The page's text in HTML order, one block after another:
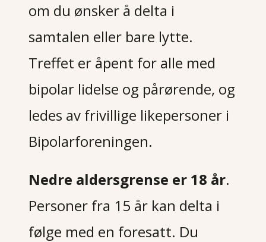
om du ønsker å delta i
samtalen eller bare lytte.
Treffet er åpent for alle med
bipolar lidelse og pårørende, og
ledes av frivillige likepersoner i
Bipolarforeningen.
Nedre aldersgrense er 18 år.
Personer fra 15 år kan delta i
følge med en foresatt. Du